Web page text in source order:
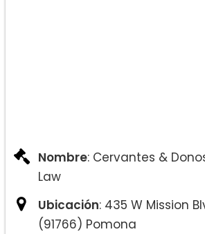
Nombre: Cervantes &
Law
Ubicación: 435 W Mission
(91766) Pomona